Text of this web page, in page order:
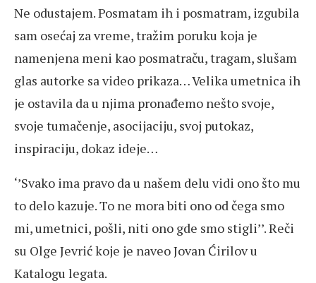
Ne odustajem. Posmatam ih i posmatram, izgubila
sam osećaj za vreme, tražim poruku koja je
namenjena meni kao posmatraču, tragam, slušam
glas autorke sa video prikaza… Velika umetnica ih
je ostavila da u njima pronađemo nešto svoje,
svoje tumačenje, asocijaciju, svoj putokaz,
inspiraciju, dokaz ideje…
‘’Svako ima pravo da u našem delu vidi ono što mu
to delo kazuje. To ne mora biti ono od čega smo
mi, umetnici, pošli, niti ono gde smo stigli’’. Reči
su Olge Jevrić koje je naveo Jovan Ćirilov u
Katalogu legata.